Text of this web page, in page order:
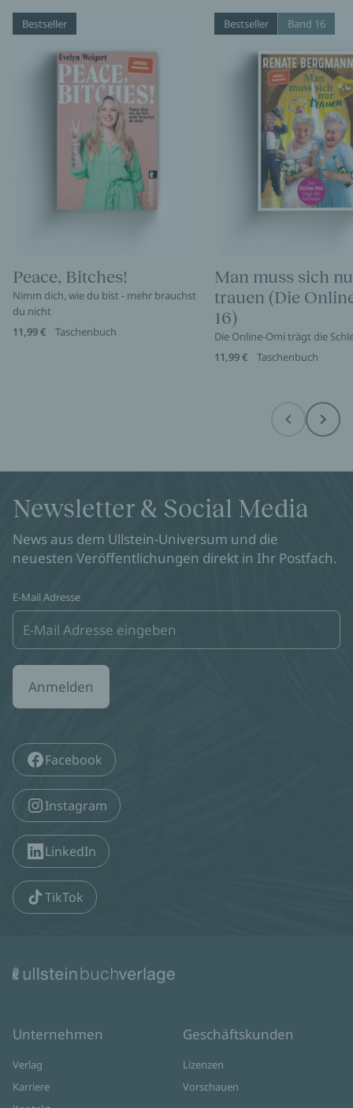
Bestseller
Peace, Bitches!
Nimm dich, wie du bist - mehr brauchst
du nicht
11,99 €
Taschenbuch
Bestseller Band 16
Man muss sich
trauen (Die
16)
Die Online-Omi trägt die
11,99 €
Taschenbuch
Before Next
Newsletter & Social Media
News aus dem Ullstein-Universum und die
neuesten Veröffentlichungen direkt in Ihr Postfach.
E-Mail Adresse
Anmelden
Facebook
Instagram
LinkedIn
TikTok
Unternehmen
Verlag
Karriere
Geschäftskunden
Lizenzen
Vorschauen